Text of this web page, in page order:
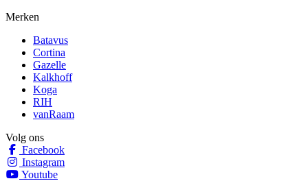
Merken
Batavus
Cortina
Gazelle
Kalkhoff
Koga
RIH
vanRaam
Volg ons
Facebook
Instagram
Youtube